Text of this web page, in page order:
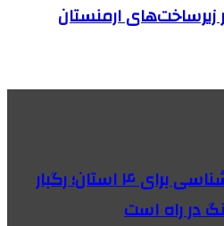
زیرساخت‌های ارمنستان
هشدار نارنجی هواشناسی برای ۴ استان؛ رگبار
در راه است